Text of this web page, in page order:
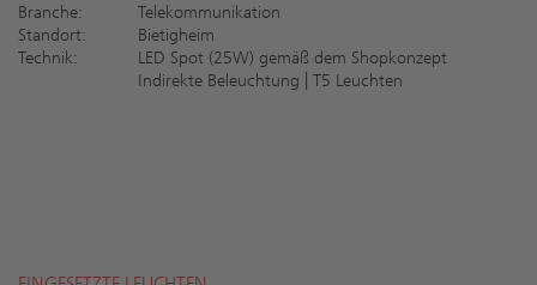
Branche:
Telekommunikation
Standort:
Bietigheim
Technik:
LED Spot (25W) gemäß dem Shopkonzept
Indirekte Beleuchtung | T5 Leuchten